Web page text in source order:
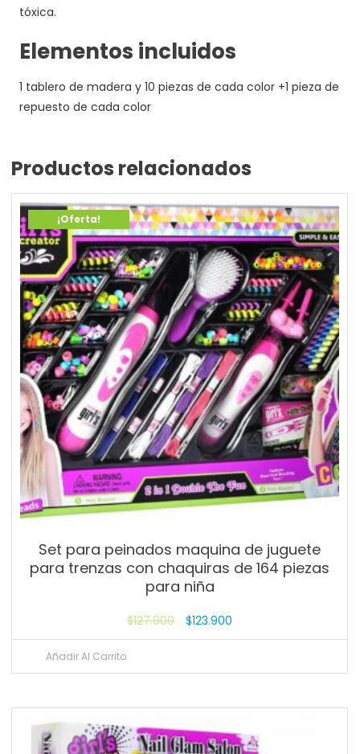
tóxica.
Elementos incluidos
1 tablero de madera y 10 piezas de cada color +1 pieza de
repuesto de cada color
Productos relacionados
¡Oferta!
Set para peinados maquina de juguete
para trenzas con chaquiras de 164 piezas
para niña
$127.900 $123.900
Añadir Al Carrito